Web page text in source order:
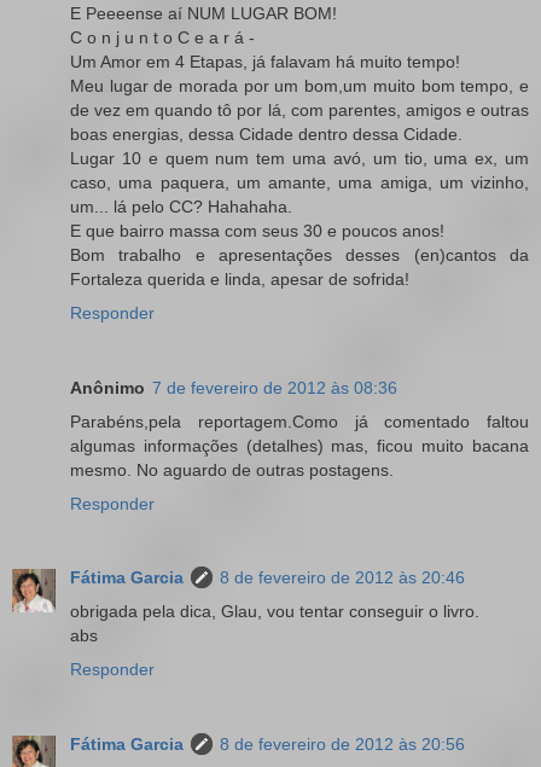
E Peeeense aí NUM LUGAR BOM!
C o n j u n t o C e a r á -
Um Amor em 4 Etapas, já falavam há muito tempo!
Meu lugar de morada por um bom,um muito bom tempo, e
de vez em quando tô por lá, com parentes, amigos e outras
boas energias, dessa Cidade dentro dessa Cidade.
Lugar 10 e quem num tem uma avó, um tio, uma ex, um
caso, uma paquera, um amante, uma amiga, um vizinho,
um... lá pelo CC? Hahahaha.
E que bairro massa com seus 30 e poucos anos!
Bom trabalho e apresentações desses (en)cantos da
Fortaleza querida e linda, apesar de sofrida!
Responder
Anônimo 7 de fevereiro de 2012 às 08:36
Parabéns,pela reportagem.Como já comentado faltou
algumas informações (detalhes) mas, ficou muito bacana
mesmo. No aguardo de outras postagens.
Responder
Fátima Garcia
8 de fevereiro de 2012 às 20:46
obrigada pela dica, Glau, vou tentar conseguir o livro.
abs
Responder
Fátima Garcia
8 de fevereiro de 2012 às 20:56